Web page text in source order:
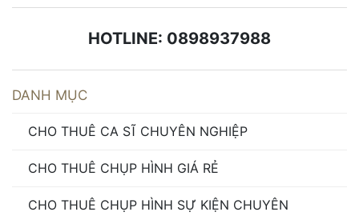
HOTLINE: 0898937988
DANH MỤC
CHO THUÊ CA SĨ CHUYÊN NGHIỆP
CHO THUÊ CHỤP HÌNH GIÁ RẺ
CHO THUÊ CHỤP HÌNH SỰ KIỆN CHUYÊN